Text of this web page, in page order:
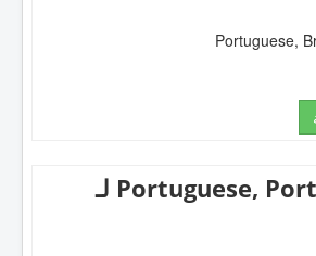
ترجمة Portuguese, Portugal لـ